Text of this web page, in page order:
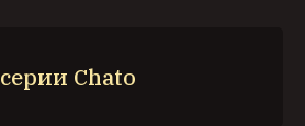
Chato